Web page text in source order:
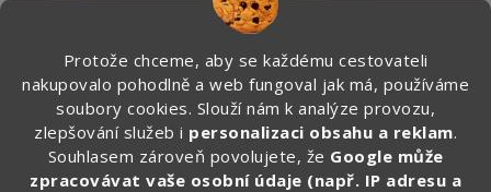
Protože chceme, aby se každému cestovateli
nakupovalo pohodlně a web fungoval jak má, používáme
soubory cookies. Slouží nám k analýze provozu,
zlepšování služeb i personalizaci obsahu a reklam.
Souhlasem zároveň povolujete, že Google může
zpracovávat vaše osobní údaje (např. IP adresu a
dovolenou,
🎁 Po registraci získáte SLEVU 100 Kč
na první objednávku.
Zde vyplňte svůj email: